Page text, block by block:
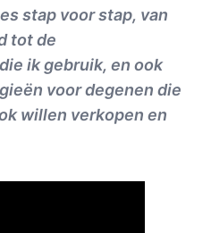
stap voor stap, van
tot de
ik gebruik, en ook
voor degenen die
willen verkopen en